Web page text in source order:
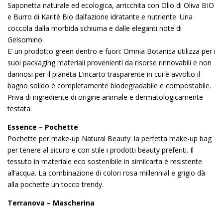
Saponetta naturale ed ecologica, arricchita con Olio di Oliva BIO
e Burro di Karité Bio dall’azione idratante e nutriente. Una
coccola dalla morbida schiuma e dalle eleganti note di
Gelsomino.
E’ un prodotto green dentro e fuori: Omnia Botanica utilizza per i
suoi packaging materiali provenienti da risorse rinnovabili e non
dannosi per il pianeta L’incarto trasparente in cui è avvolto il
bagno solido è completamente biodegradabile e compostabile.
Priva di ingrediente di origine animale e dermatologicamente
testata.
Essence – Pochette
Pochette per make-up Natural Beauty: la perfetta make-up bag
per tenere al sicuro e con stile i prodotti beauty preferiti. Il
tessuto in materiale eco sostenibile in similcarta è resistente
all’acqua. La combinazione di colori rosa millennial e grigio dà
alla pochette un tocco trendy.
Terranova – Mascherina